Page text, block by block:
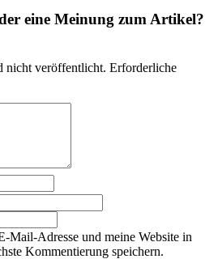
eine Meinung zum Artikel?
nicht veröffentlicht. Erforderliche
Mail-Adresse und meine Website in
Kommentierung speichern.